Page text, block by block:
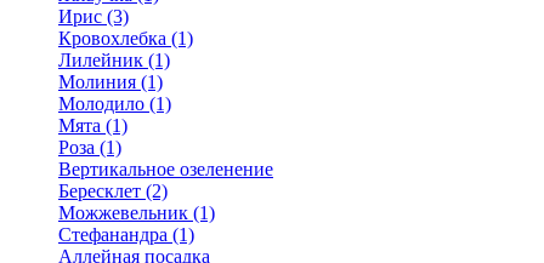
Ирис (3)
Кровохлебка (1)
Лилейник (1)
Молиния (1)
Молодило (1)
Мята (1)
Роза (1)
Вертикальное озеленение
Бересклет (2)
Можжевельник (1)
Стефанандра (1)
Аллейная посадка